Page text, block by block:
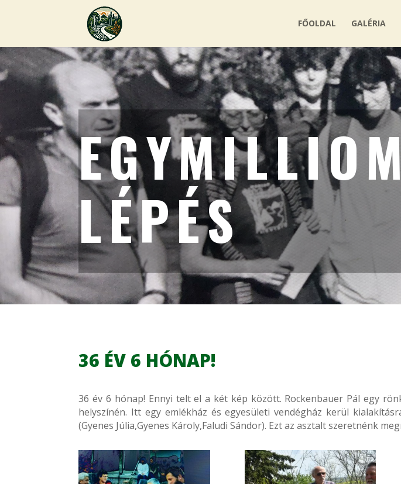
FŐOLDAL GALÉRIA
LÉPÉS
36 ÉV 6 HÓNAP!
36 év 6 hónap! Ennyi telt el a két kép között. Rockenbauer Pál egy
helyszínén. Itt egy emlékház és egyesületi vendégház kerül
(Gyenes Júlia,Gyenes Károly,Faludi Sándor). Ezt az asztalt szeretnénk